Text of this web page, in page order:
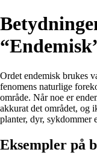
Ordet endemisk brukes
fenomens naturlige
område. Når noe er
akkurat det området, og
planter, dyr, sykdommer
Eksempler på